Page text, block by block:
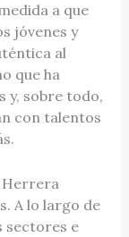
a que
jóvenes y
al
que ha
y, sobre todo,
con talentos
Herrera
A lo largo de
sectores e